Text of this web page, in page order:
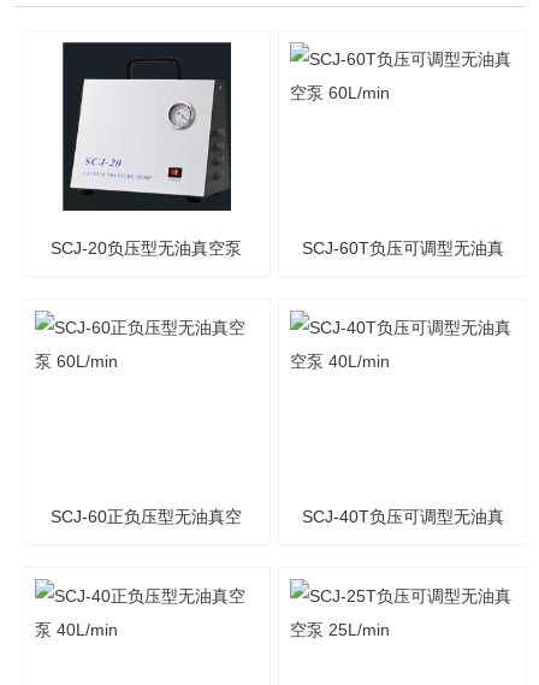
SCJ-20负压型无油真空泵 SCJ-60T负压可调型无油真
SCJ-60正负压型无油真空 SCJ-40T负压可调型无油真